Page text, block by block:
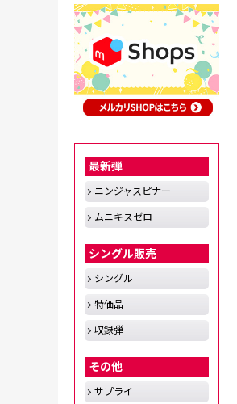
最新弾
ニンジャスピナー
ムニキスゼロ
シングル販売
シングル
特価品
収録弾
その他
サプライ